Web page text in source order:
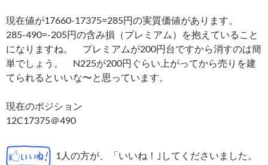
現在値が17660-17375=285円の実質価値があります。
285-490=-205円の含み損（プレミアム）を抱えていること
になりますね。 プレミアムが200円台ですから消すのは簡
単でしょう。 N225が200円ぐらい上がってから売りを建
てられるといいな〜と思っています。
現在のポジション
12C17375＠490
1人の方が、「いいね！｣してくださいました。